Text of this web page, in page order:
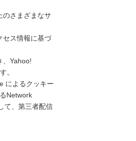
のさまざまなサ
セス情報に基づ
、Yahoo!
。
によるクッキー
Network
て、第三者配信